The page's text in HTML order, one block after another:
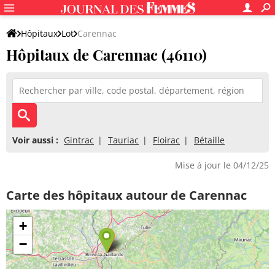
Hôpitaux Lot Carennac
Hôpitaux de Carennac (46110)
Voir aussi : Gintrac Tauriac Floirac Bétaille
Mise à jour le 04/12/25
Carte des hôpitaux autour de Carennac
+
−